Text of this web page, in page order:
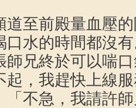
道至前殿量血壓
口水的時間都沒
師兄終於可以喘
起，我趕快上線
「不急，我請許